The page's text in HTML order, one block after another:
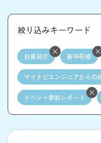
絞り込みキーワード
社員紹介 新卒研修
マイナビエンジニアからの
イベント参加レポート